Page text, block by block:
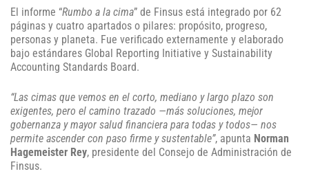
El informe “Rumbo a la cima” de Finsus está integrado por 62
páginas y cuatro apartados o pilares: propósito, progreso,
personas y planeta. Fue verificado externamente y elaborado
bajo estándares Global Reporting Initiative y Sustainability
Accounting Standards Board.
“Las cimas que vemos en el corto, mediano y largo plazo son
exigentes, pero el camino trazado —más soluciones, mejor
gobernanza y mayor salud financiera para todas y todos— nos
permite ascender con paso firme y sustentable”, apunta Norman
Hagemeister Rey, presidente del Consejo de Administración de
Finsus.